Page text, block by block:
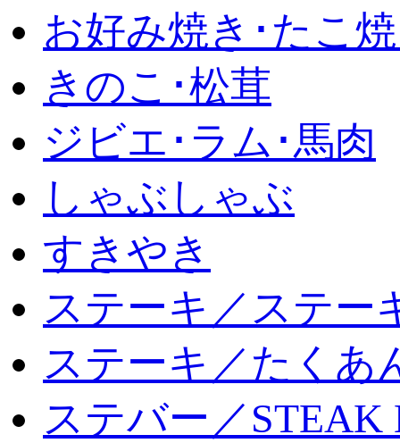
お好み焼き･たこ
きのこ･松茸
ジビエ･ラム･馬肉
しゃぶしゃぶ
すきやき
ステーキ／ステー
ステーキ／たくあ
ステバー／STEAK